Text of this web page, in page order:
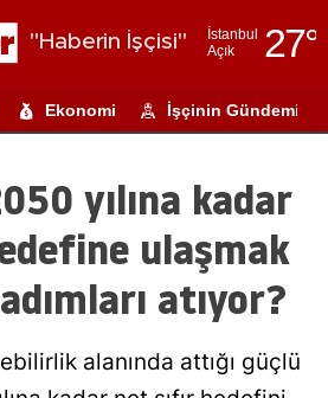
"Haberin İşçisi"
İstanbul
Açık
27°
Adıyaman
Ağrı
Amasya
Ankara
Antalya
Ekonomi İşçinin Gündemi
yılına kadar
ulaşmak
atıyor?
alanında attığı güçlü